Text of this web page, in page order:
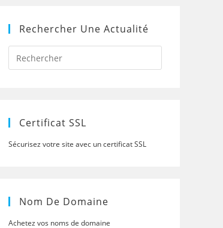
Rechercher Une Actualité
Press
to
Certificat SSL
Sécurisez votre site avec un certificat SSL
Nom De Domaine
Achetez vos noms de domaine